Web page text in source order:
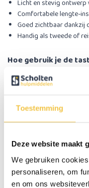
Toestemming
Deze website maakt
We gebruiken
personaliseren, om
en om ons
Licht en stevig
Comfortabele lengte-
Goed zichtbaar
Handig als tweede of
Hoe gebruik je de
Vouw de stok uit tot alle
tot ongeveer je
te nemen.
De taststok is ideaal voor
makkelijk te hanteren.
omdat hij opvouwbaar is